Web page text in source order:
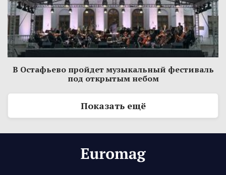
В Остафьево пройдет музыкальный фестиваль
под открытым небом
Показать ещё